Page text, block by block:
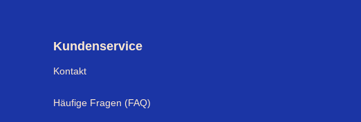
Kundenservice
Kontakt
Häufige Fragen (FAQ)